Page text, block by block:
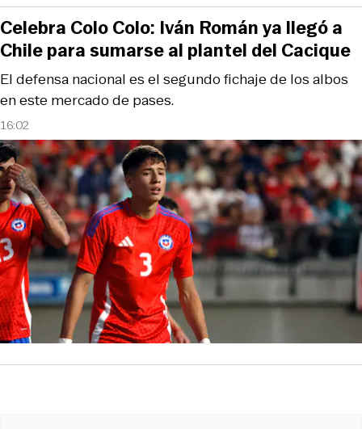
16:02
El defensa nacional es el segundo fichaje de los albos
en este mercado de pases.
Celebra Colo Colo: Iván Román ya llegó a
Chile para sumarse al plantel del Cacique